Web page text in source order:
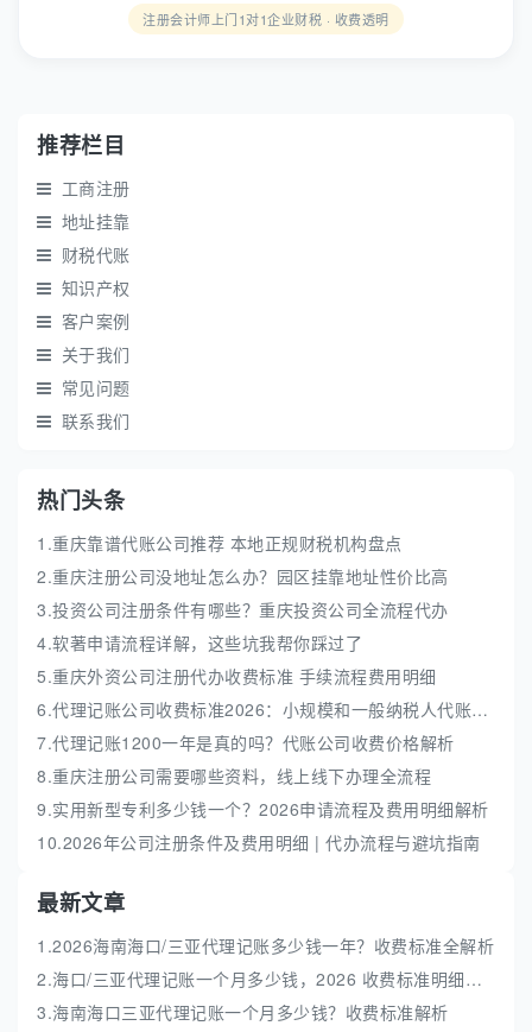
注册会计师上门1对1企业财税 · 收费透明
推荐栏目
工商注册
地址挂靠
财税代账
知识产权
客户案例
关于我们
常见问题
联系我们
热门头条
1.重庆靠谱代账公司推荐 本地正规财税机构盘点
2.重庆注册公司没地址怎么办？园区挂靠地址性价比高
3.投资公司注册条件有哪些？重庆投资公司全流程代办
4.软著申请流程详解，这些坑我帮你踩过了
5.重庆外资公司注册代办收费标准 手续流程费用明细
6.代理记账公司收费标准2026：小规模和一般纳税人代账费解析
7.代理记账1200一年是真的吗？代账公司收费价格解析
8.重庆注册公司需要哪些资料，线上线下办理全流程
9.实用新型专利多少钱一个？2026申请流程及费用明细解析
10.2026年公司注册条件及费用明细 | 代办流程与避坑指南
最新文章
1.2026海南海口/三亚代理记账多少钱一年？收费标准全解析
2.海口/三亚代理记账一个月多少钱，2026 收费标准明细解析
3.海南海口三亚代理记账一个月多少钱？收费标准解析